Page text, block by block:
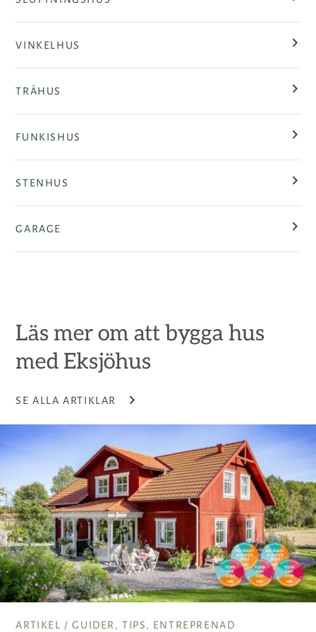
VINKELHUS
TRÄHUS
FUNKISHUS
STENHUS
GARAGE
Läs mer om att bygga hus
med Eksjöhus
SE ALLA ARTIKLAR
ARTIKEL /GUIDER ,TIPS, ENTREPRENAD